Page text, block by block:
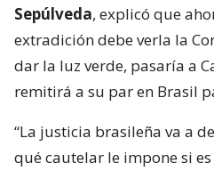
Sepúlveda, explicó que
extradición debe verla la
dar la luz verde, pasaría a
remitirá a su par en Brasil
“La justicia brasileña va a
qué cautelar le impone si